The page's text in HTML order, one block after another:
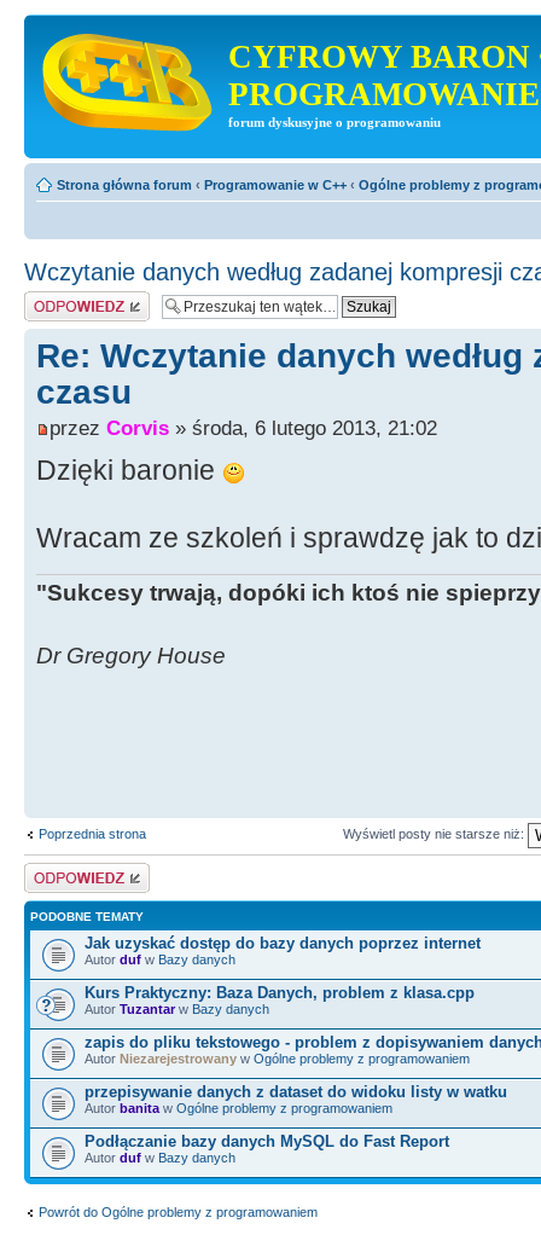
CYFROWY BARON
PROGRAMOWANIE
forum dyskusyjne o programowaniu
Strona główna forum ‹ Programowanie w C++ ‹ Ogólne problemy z
Wczytanie danych według zadanej kompresji
Odpowiedz
Re: Wczytanie danych
czasu
przez Corvis » środa, 6 lutego 2013, 21:02
Dzięki baronie
Wracam ze szkoleń i sprawdzę jak to
"Sukcesy trwają, dopóki ich ktoś nie
Dr Gregory House
Poprzednia strona Wyświetl posty nie starsze niż:
Odpowiedz
PODOBNE TEMATY
Jak uzyskać dostęp do bazy danych poprzez internet
Autor duf w Bazy danych
Kurs Praktyczny: Baza Danych, problem z klasa.cpp
Autor Tuzantarw Bazy danych
zapis do pliku tekstowego - problem z dopisywaniem
Autor Niezarejestrowany w Ogólne problemy z programowaniem
przepisywanie danych z dataset do widoku listy w watku
Autor banita w Ogólne problemy z programowaniem
Podłączanie bazy danych MySQL do Fast Report
Autor duf w Bazy danych
Powrót do Ogólne problemy z programowaniem